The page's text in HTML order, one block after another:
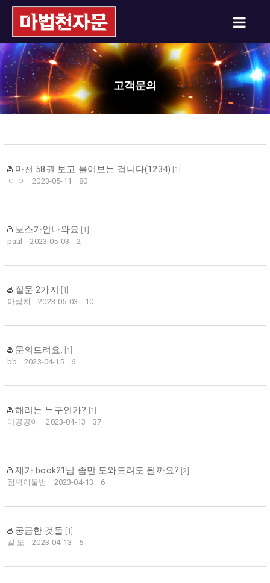
고객문의
마천 58권 보고 물어보는 겁니다(1234) 1
ㅇ ㅇ
2023-05-11 80
보스가안나와요 1
paul
2023-05-03 2
질문 2가지 1
아람치
2023-05-03 10
문의드려요. 1
bb
2023-04-15 6
해리는 누구인가? 1
마공공이
2023-04-13 37
제가 book21님 좀만 도와드려도 될까요? [2
점박이물범
2023-04-13 6
궁금한 것들 1
칼 도
2023-04-13 5